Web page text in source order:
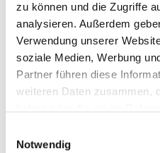
zu können und die Zugriffe
analysieren. Außerdem
Verwendung unserer
soziale Medien, Werbung
Partner führen diese
weiteren Daten zusammen,
Notwendig